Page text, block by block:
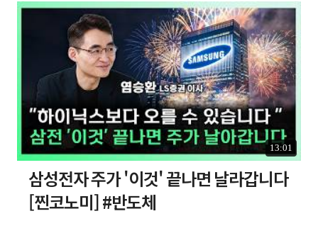
13:01
삼성전자 주가 '이것' 끝나면 날라갑니다
[찐코노미] #반도체